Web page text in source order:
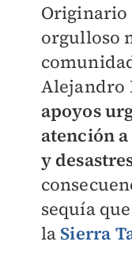
Originario
orgulloso
Alejandro
apoyos
atención
y
sequía
la Sierra